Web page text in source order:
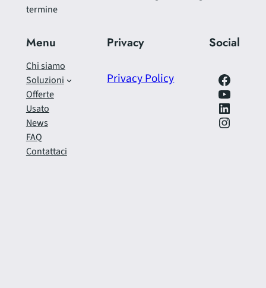
termine
Menu
Chi siamo
Soluzioni
Offerte
Usato
News
FAQ
Contattaci
Privacy
Privacy Policy
Social
Facebook
https://www.youtube.com/@SfrecciAzzurra
LinkedIn
Instagram